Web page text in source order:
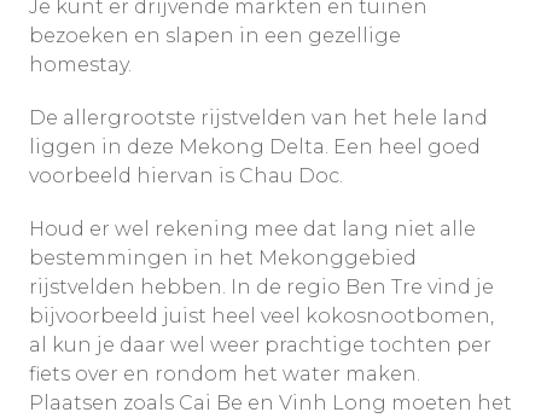
Je kunt er drijvende markten en tuinen
bezoeken en slapen in een gezellige
homestay.
De allergrootste rijstvelden van het hele land
liggen in deze Mekong Delta. Een heel goed
voorbeeld hiervan is Chau Doc.
Houd er wel rekening mee dat lang niet alle
bestemmingen in het Mekonggebied
rijstvelden hebben. In de regio Ben Tre vind je
bijvoorbeeld juist heel veel kokosnootbomen,
al kun je daar wel weer prachtige tochten per
fiets over en rondom het water maken.
Plaatsen zoals Cai Be en Vinh Long moeten het